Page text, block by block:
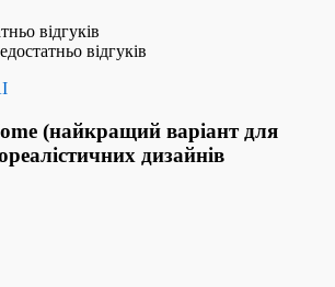
відгуків
відгуків
(найкращий варіант для
дизайнів